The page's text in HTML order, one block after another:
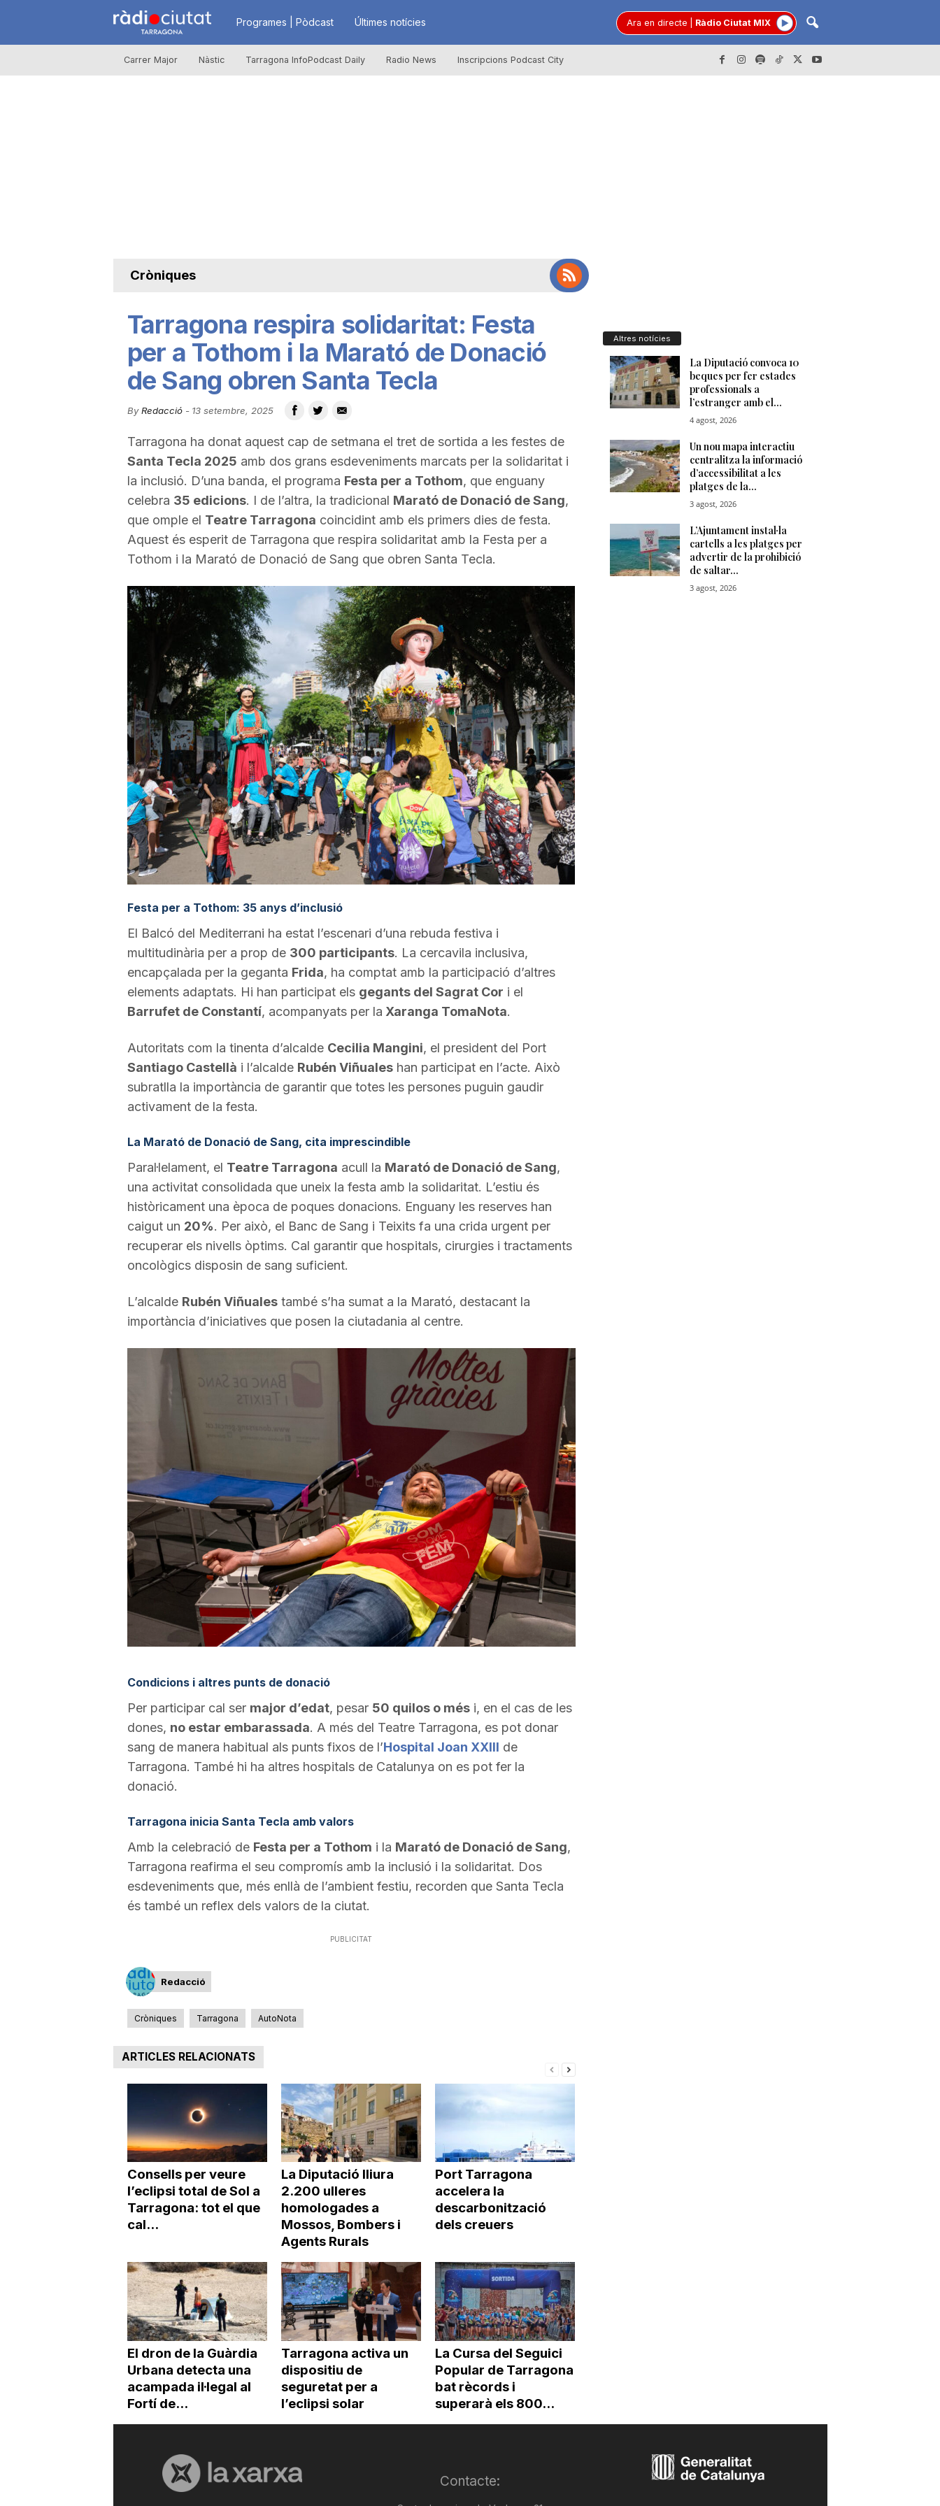
R
à
u
t
t
d
e
a
r
r
a
g
o
a
Programes | Pòdcast Últimes notícies Ara en directe Ràdio Ciutat MIX
Carrer Major Nàstic Tarragona InfoPodcast Daily Radio News Inscripcions Podcast City
Cròniques
Tarragona respira solidaritat: Festa
per a Tothom i la Marató de Donació
de Sang obren Santa Tecla
By Redacció- 13 setembre, 2025
Tarragona ha donat aquest cap de setmana el tret de sortida a les festes de
Santa Tecla 2025 amb dos grans esdeveniments marcats per la solidaritat i
la inclusió. D’una banda, el programa Festa per a Tothom, que enguany
celebra 35 edicions. I de l’altra, la tradicional Marató de Donació de Sang,
que omple el Teatre Tarragona coincidint amb els primers dies de festa.
Aquest és esperit de Tarragona que respira solidaritat amb la Festa per a
Tothom i la Marató de Donació de Sang que obren Santa Tecla.
Festa per a Tothom: 35 anys d’inclusió
El Balcó del Mediterrani ha estat l’escenari d’una rebuda festiva i
multitudinària per a prop de 300 participants. La cercavila inclusiva,
encapçalada per la geganta Frida, ha comptat amb la participació d’altres
elements adaptats. Hi han participat els gegants del Sagrat Cor i el
Barrufet de Constantí, acompanyats per la Xaranga TomaNota.
Autoritats com la tinenta d’alcalde Cecilia Mangini, el president del Port
Santiago Castellà i l’alcalde Rubén Viñualeshan participat en l’acte. Això
subratlla la importància de garantir que totes les persones puguin gaudir
activament de la festa.
La Marató de Donació de Sang, cita imprescindible
Paral·lelament, el Teatre Tarragona acull la Marató de Donació de Sang,
una activitat consolidada que uneix la festa amb la solidaritat. L’estiu és
històricament una època de poques donacions. Enguany les reserves han
caigut un 20%. Per això, el Banc de Sang i Teixits fa una crida urgent per
recuperar els nivells òptims. Cal garantir que hospitals, cirurgies i tractaments
oncològics disposin de sang suficient.
L’alcalde Rubén Viñualestambé s’ha sumat a la Marató, destacant la
importància d’iniciatives que posen la ciutadania al centre.
Condicions i altres punts de donació
Per participar cal ser major d’edat, pesar 50 quilos o mési, en el cas de les
dones, no estar embarassada. A més del Teatre Tarragona, es pot donar
sang de manera habitual als punts fixos de l’Hospital Joan XXIII de
Tarragona. També hi ha altres hospitals de Catalunya on es pot fer la
donació.
Tarragona inicia Santa Tecla amb valors
Amb la celebració de Festa per a Tothom i la Marató de Donació de Sang,
Tarragona reafirma el seu compromís amb la inclusió i la solidaritat. Dos
esdeveniments que, més enllà de l’ambient festiu, recorden que Santa Tecla
és també un reflex dels valors de la ciutat.
PUBLICITAT
Redacció
Cròniques Tarragona AutoNota
ARTICLES RELACIONATS
Consells per veure
l’eclipsi total de Sol a
Tarragona: tot el que
cal...
La Diputació lliura
2.200 ulleres
homologades a
Mossos, Bombers i
Agents Rurals
Port Tarragona
accelera la
descarbonització
dels creuers
El dron de la Guàrdia
Urbana detecta una
acampada il·legal al
Fortí de...
Tarragona activa un
dispositiu de
seguretat per a
l’eclipsi solar
La Cursa del Seguici
Popular de Tarragona
bat rècords i
superarà els 800...
Altres notícies
Contacte: